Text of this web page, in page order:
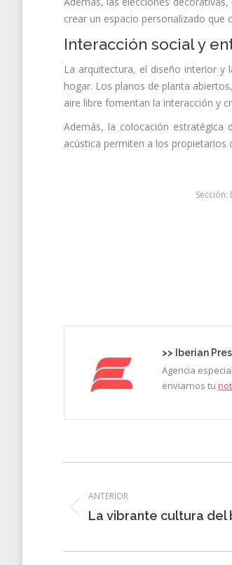
crear un espacio personalizado que
Interacción social y
La arquitectura, el diseño interior
hogar. Los planos de planta
aire libre fomentan la interacción y
Además, la colocación estratégica
acústica permiten a los propietarios
Sección:
>> Iberian
Agencia
enviarnos tu
entre
entradas
ANTERIOR
Entrada
La vibrante cultura del